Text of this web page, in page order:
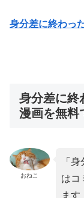
身分差に終わっ
身分差に終
漫画を無料
おねこ
「
はコ
ます